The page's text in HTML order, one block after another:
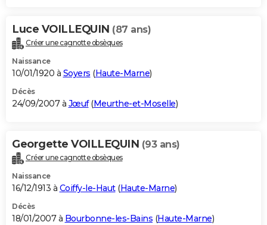
Luce VOILLEQUIN (87 ans)
Créer une cagnotte obsèques
Naissance
10/01/1920 à Soyers (Haute-Marne)
Décès
24/09/2007 à Jœuf(Meurthe-et-Moselle)
Georgette VOILLEQUIN (93 ans)
Créer une cagnotte obsèques
Naissance
16/12/1913 à Coiffy-le-Haut(Haute-Marne)
Décès
18/01/2007 à Bourbonne-les-Bains (Haute-Marne)